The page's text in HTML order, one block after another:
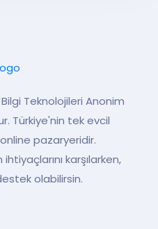
Bilgi Teknolojileri Anonim
Türkiye'nin tek evcil
pazaryeridir.
karşılarken,
olabilirsin.